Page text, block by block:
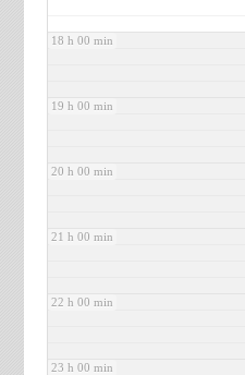
18 h 00 min
19 h 00 min
20 h 00 min
21 h 00 min
22 h 00 min
23 h 00 min